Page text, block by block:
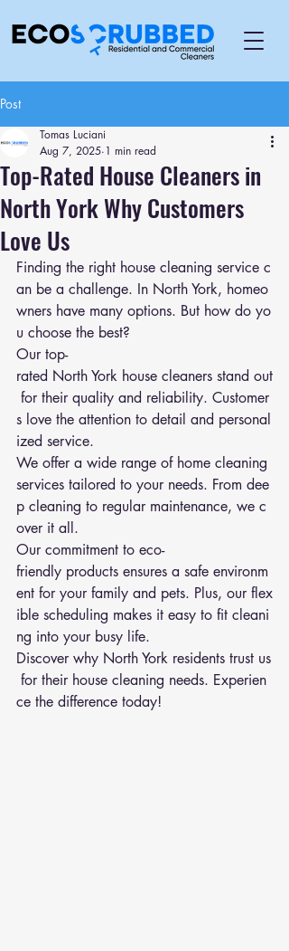
Post
Top-Rated House Cleaners in
North York Why Customers
Love Us
Tomas Luciani
Aug 7, 2025 1 min read
Finding the right house cleaning service c
an be a challenge. In North York, homeo
wners have many options. But how do yo
u choose the best?
Our top-
rated North York house cleaners stand out
for their quality and reliability. Customer
s love the attention to detail and personal
ized service.
We offer a wide range of home cleaning
services tailored to your needs. From dee
p cleaning to regular maintenance, we c
over it all.
Our commitment to eco-
friendly products ensures a safe environm
ent for your family and pets. Plus, our flex
ible scheduling makes it easy to fit cleani
ng into your busy life.
Discover why North York residents trust us
for their house cleaning needs. Experien
ce the difference today!